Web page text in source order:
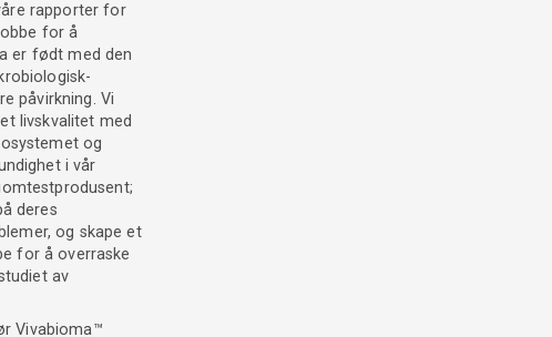
rapporter for
for å
er født med den
påvirkning. Vi
livskvalitet med
og
i vår
deres
og skape et
for å overraske
av
Vivabioma™